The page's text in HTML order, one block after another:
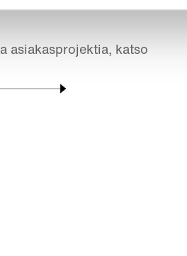
asiakasprojektia, katso